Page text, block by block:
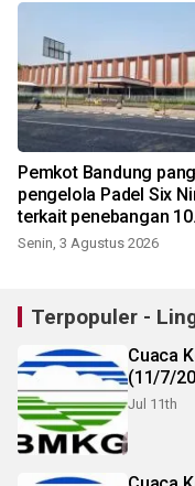
Pemkot Bandung
pengelola Padel Six
terkait penebangan 10
pohon
Senin, 3 Agustus 2026
Terpopuler -
Cuaca
(11/7/
Jul 11th